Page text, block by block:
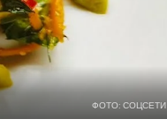
ФОТО: СОЦСЕТИ